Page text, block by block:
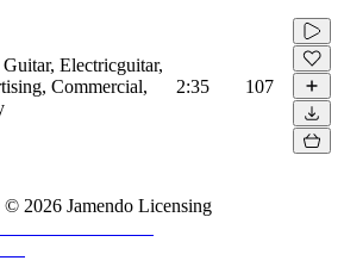
Electricguitar,
Commercial,
2:35 107
© 2026 Jamendo Licensing